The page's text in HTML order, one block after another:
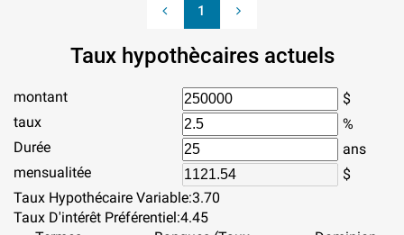
1
Taux hypothècaires actuels
montant
$
taux
%
Durée
ans
mensualitée
$
Taux Hypothécaire Variable:3.70
Taux D'intérêt Préférentiel:4.45